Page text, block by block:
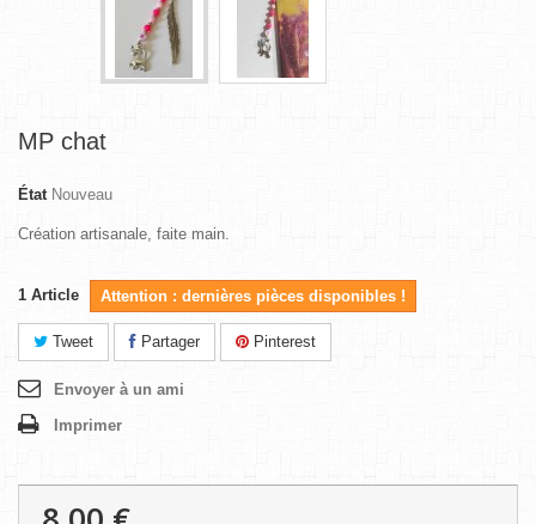
MP chat
État Nouveau
Création artisanale, faite main.
1 Article Attention : dernières pièces disponibles !
Tweet Partager Pinterest
Envoyer à un ami
Imprimer